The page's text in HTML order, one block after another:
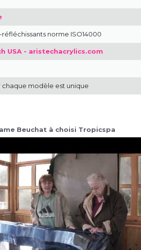
norme ISO14000
USA - aristechacrylics.com
modèle est unique
Beuchat à choisi Tropicspa